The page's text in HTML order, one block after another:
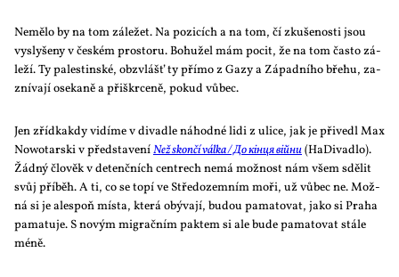
Ne­mě­lo by na tom zá­le­žet. Na po­zi­cích a na tom, čí zku­še­nos­ti jsou
vy­sly­še­ny v čes­kém pro­sto­ru. Bo­hu­žel mám po­cit, že na tom čas­to zá­
le­ží. Ty pa­les­tin­ské, ob­zvlášť ty pří­mo z Ga­zy a Zá­pad­ní­ho bře­hu, za­
zní­va­jí ose­ka­ně a při­škr­ce­ně, po­kud vů­bec.
Jen zříd­kakdy vi­dí­me v di­va­dle ná­hod­né li­di z uli­ce, jak je při­ve­dl Max
Nowo­tar­ski v před­sta­ve­níNež skon­čí vál­ka / До кінця війни(Ha­Di­va­dlo).
Žád­ný člo­věk v de­tenč­ních cen­t­rech ne­má mož­nost nám všem sdě­lit
svůj pří­běh. A ti, co se to­pí ve Stře­do­zem­ním mo­ři, už vů­bec ne. Mož­
ná si je ale­spoň mís­ta, kte­rá obý­va­jí, bu­dou pa­ma­to­vat, ja­ko si Pra­ha
pa­ma­tu­je. S no­vým mi­grač­ním pak­tem si ale bu­de pa­ma­to­vat stá­le
mé­ně.